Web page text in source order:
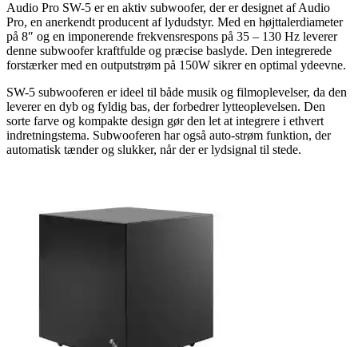
Audio Pro SW-5 er en aktiv subwoofer, der er designet af Audio
Pro, en anerkendt producent af lydudstyr. Med en højttalerdiameter
på 8″ og en imponerende frekvensrespons på 35 – 130 Hz leverer
denne subwoofer kraftfulde og præcise baslyde. Den integrerede
forstærker med en outputstrøm på 150W sikrer en optimal ydeevne.
SW-5 subwooferen er ideel til både musik og filmoplevelser, da den
leverer en dyb og fyldig bas, der forbedrer lytteoplevelsen. Den
sorte farve og kompakte design gør den let at integrere i ethvert
indretningstema. Subwooferen har også auto-strøm funktion, der
automatisk tænder og slukker, når der er lydsignal til stede.